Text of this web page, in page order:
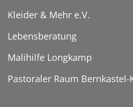
Kleider & Mehr e.V.
Lebensberatung
Malihilfe Longkamp
Pastoraler Raum Bernkastel-